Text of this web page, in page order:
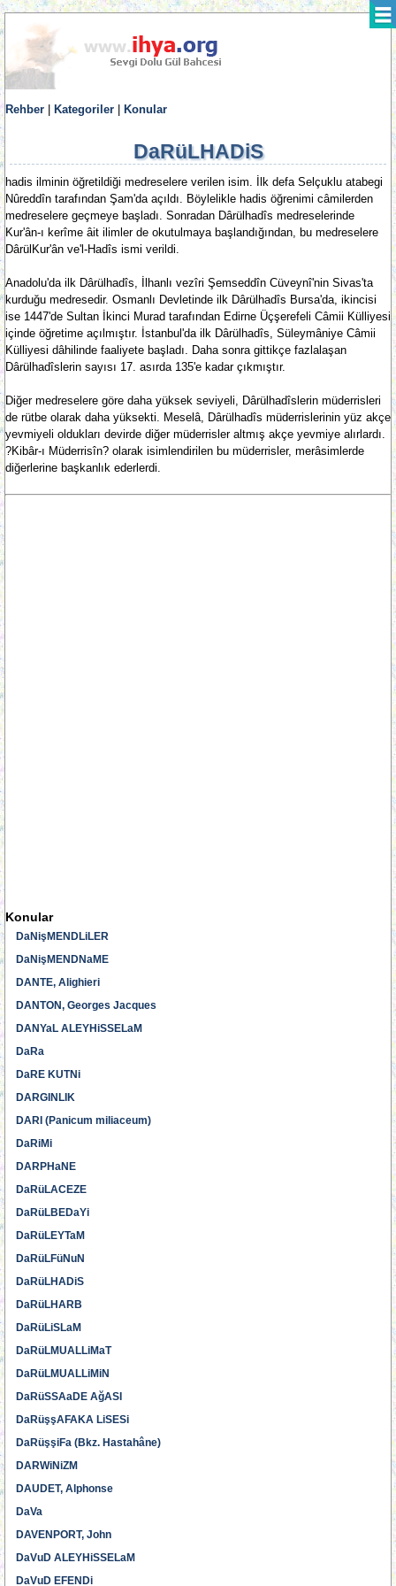
Rehber Kategoriler Konular
DaRüLHADiS
hadis ilminin öğretildiği medreselere verilen isim. İlk defa Selçuklu atabegi
Nûreddîn tarafından Şam'da açıldı. Böylelikle hadis öğrenimi câmilerden
medreselere geçmeye başladı. Sonradan Dârülhadîs medreselerinde
Kur'ân-ı kerîme âit ilimler de okutulmaya başlandığından, bu medreselere
DârülKur'ân ve'l-Hadîs ismi verildi.
Anadolu'da ilk Dârülhadîs, İlhanlı vezîri Şemseddîn Cüveynî'nin Sivas'ta
kurduğu medresedir. Osmanlı Devletinde ilk Dârülhadîs Bursa'da, ikincisi
ise 1447'de Sultan İkinci Murad tarafından Edirne Üçşerefeli Câmii Külliyesi
içinde öğretime açılmıştır. İstanbul'da ilk Dârülhadîs, Süleymâniye Câmii
Külliyesi dâhilinde faaliyete başladı. Daha sonra gittikçe fazlalaşan
Dârülhadîslerin sayısı 17. asırda 135'e kadar çıkmıştır.
Diğer medreselere göre daha yüksek seviyeli, Dârülhadîslerin müderrisleri
de rütbe olarak daha yüksekti. Meselâ, Dârülhadîs müderrislerinin yüz akçe
yevmiyeli oldukları devirde diğer müderrisler altmış akçe yevmiye alırlardı.
?Kibâr-ı Müderrisîn? olarak isimlendirilen bu müderrisler, merâsimlerde
diğerlerine başkanlık ederlerdi.
Konular
DaNişMENDLiLER
DaNişMENDNaME
DANTE, Alighieri
DANTON, Georges Jacques
DANYaL ALEYHiSSELaM
DaRa
DaRE KUTNi
DARGINLIK
DARI (Panicum miliaceum)
DaRiMi
DARPHaNE
DaRüLACEZE
DaRüLBEDaYi
DaRüLEYTaM
DaRüLFüNuN
DaRüLHADiS
DaRüLHARB
DaRüLiSLaM
DaRüLMUALLiMaT
DaRüLMUALLiMiN
DaRüSSAaDE AğASI
DaRüşşAFAKA LiSESi
DaRüşşiFa (Bkz. Hastahâne)
DARWiNiZM
DAUDET, Alphonse
DaVa
DAVENPORT, John
DaVuD ALEYHiSSELaM
DaVuD EFENDi